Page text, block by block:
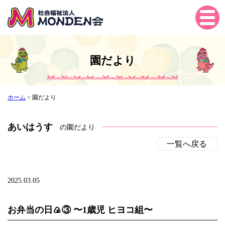
Tog
gle
gati
on
園だより
ホーム > 園だより
あいはうす の園だより
一覧へ戻る
2025.03.05
お弁当の日🍙③ 〜1歳児 ヒヨコ組〜